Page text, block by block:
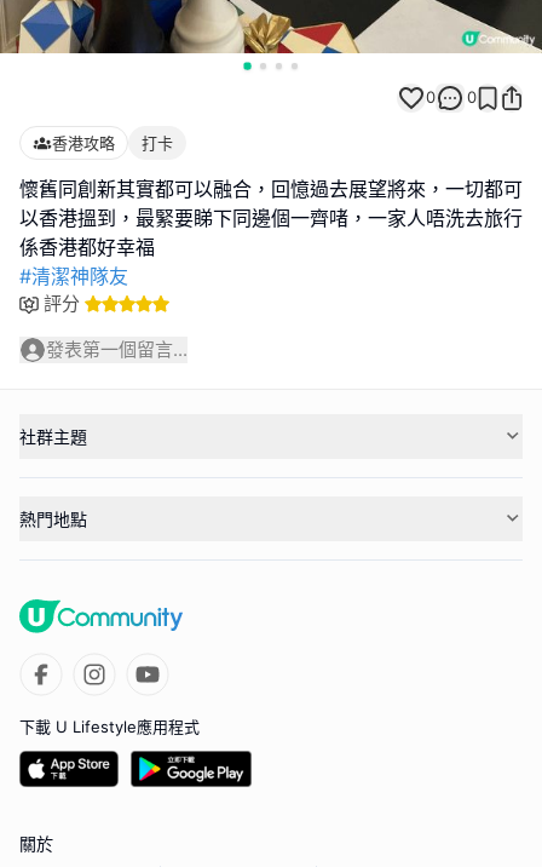
0 0
香港攻略 打卡
懷舊同創新其實都可以融合，回憶過去展望將來，一切都可
以香港搵到，最緊要睇下同邊個一齊啫，一家人唔洗去旅行
#清潔神隊友
評分
發表第一個留言...
社群主題
熱門地點
下載 U Lifestyle應用程式
關於